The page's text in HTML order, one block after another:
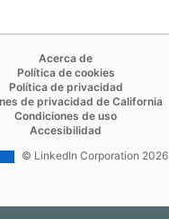
Acerca de
Política de cookies
Política de privacidad
de privacidad de California
Condiciones de uso
Accesibilidad
© LinkedIn Corporation 2026